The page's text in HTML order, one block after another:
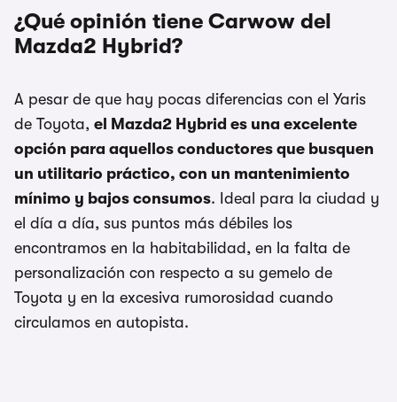
¿Qué opinión tiene Carwow del
Mazda2 Hybrid?
A pesar de que hay pocas diferencias con el Yaris
de Toyota, el Mazda2 Hybrid es una excelente
opción para aquellos conductores que busquen
un utilitario práctico, con un mantenimiento
mínimo y bajos consumos. Ideal para la ciudad y
el día a día, sus puntos más débiles los
encontramos en la habitabilidad, en la falta de
personalización con respecto a su gemelo de
Toyota y en la excesiva rumorosidad cuando
circulamos en autopista.